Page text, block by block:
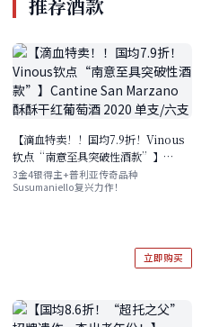
【滴血特卖！！国均7.9折！Vinous
钦点“南意至具突破性酒款”】
Cantine San Marzano 酥酥干红葡
萄酒 2020 单支/六支
3金4银得主+普利亚传奇品种
Susumaniello复兴力作！
立即购买